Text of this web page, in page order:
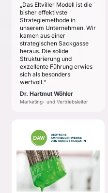
„Das Eltviller Modell ist die
bisher effektivste
Strategiemethode in
unserem Unternehmen. Wir
kamen aus einer
strategischen Sackgasse
heraus. Die solide
Strukturierung und
exzellente Führung erwies
sich als besonders
wertvoll.“
Dr. Hartmut Wöhler
Marketing- und Vertriebsleiter
analysieren
Eine gemeinsame
strategische Vision für
die europäische
Unternehmensgruppe
auf Basis qualifizierter
Einschätzung der
zukünftigen
erarbeiten
DEUTSCHE
AMPHIBOLIN-WERKE
Heiko Trimpel
Solidierung der DAW-
Gebäudehüllen­strategie